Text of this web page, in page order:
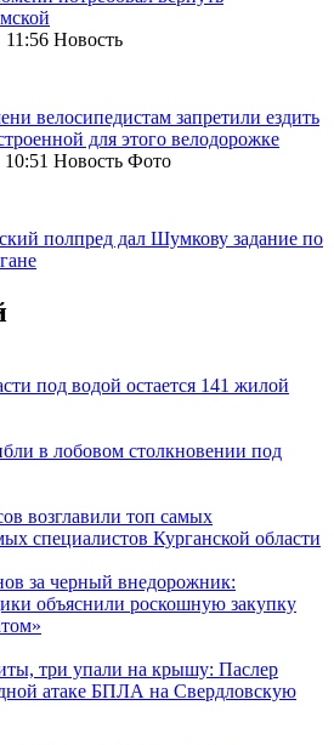
11:56 Новость
велосипедистам запретили ездить
для этого велодорожке
Новость Фото
полпред дал Шумкову задание по
под водой остается 141 жилой
в лобовом столкновении под
возглавили топ самых
специалистов Курганской области
за черный внедорожник:
объяснили роскошную закупку
три упали на крышу: Паслер
атаке БПЛА на Свердловскую